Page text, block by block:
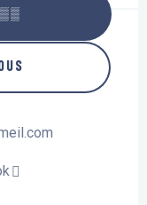
▒▒